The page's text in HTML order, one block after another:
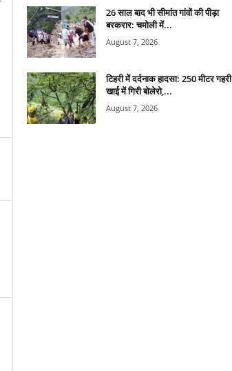
26 साल बाद भी सीमांत गांवों की पीड़ा
बरकरार: चमोली में...
August 7, 2026
टिहरी में दर्दनाक हादसा: 250 मीटर गहरी
खाई में गिरी बोलेरो,...
August 7, 2026